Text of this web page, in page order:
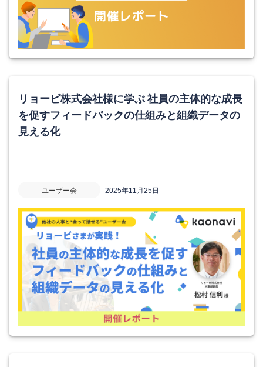
リョービ株式会社様に学ぶ 社員の主体的な成長
を促すフィードバックの仕組みと組織データの
見える化
ユーザー会 2025年11月25日